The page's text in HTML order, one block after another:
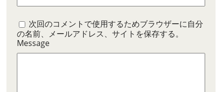
次回のコメントで使用するためブラウザーに自分
の名前、メールアドレス、サイトを保存する。
Message